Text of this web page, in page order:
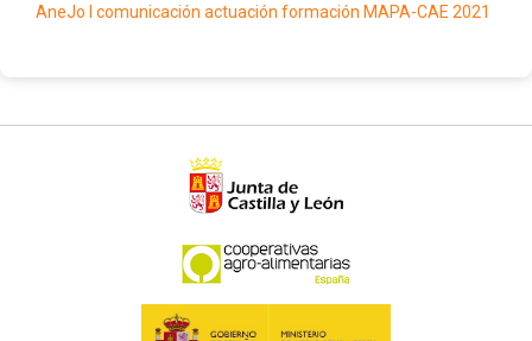
AneJo I comunicación actuación formación MAPA-CAE 2021